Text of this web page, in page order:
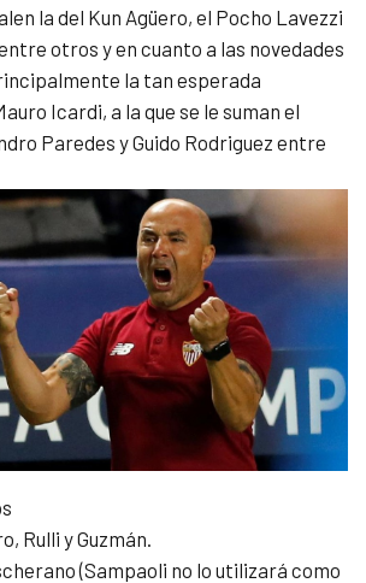
la del Kun Agüero, el Pocho Lavezzi
otros y en cuanto a las novedades
la tan esperada
Icardi, a la que se le suman el
Paredes y Guido Rodriguez entre
Rulli y Guzmán.
(Sampaoli no lo utilizará como